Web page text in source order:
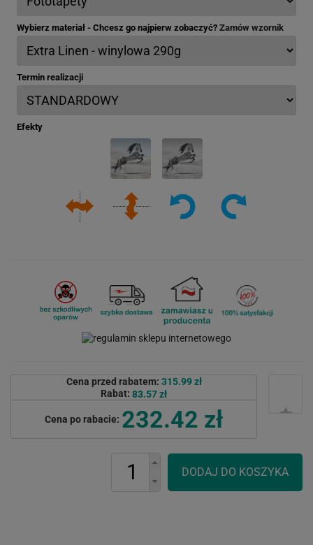
Wybierz materiał - Chcesz go najpierw zobaczyć? Zamów wzornik
Termin realizacji
Efekty
Cena przed rabatem: 315.99 zł
Rabat: 83.57 zł
Cena po rabacie: 232.42 zł